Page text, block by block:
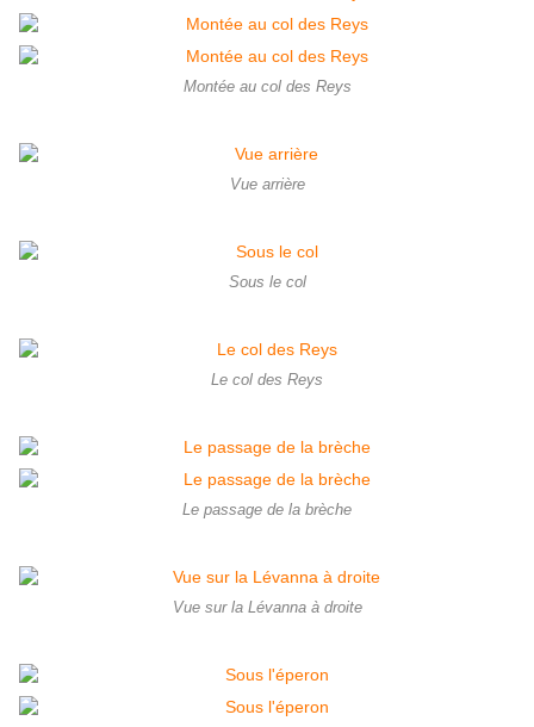
Montée au col des Reys
Vue arrière
Sous le col
Le col des Reys
Le passage de la brèche
Vue sur la Lévanna à droite